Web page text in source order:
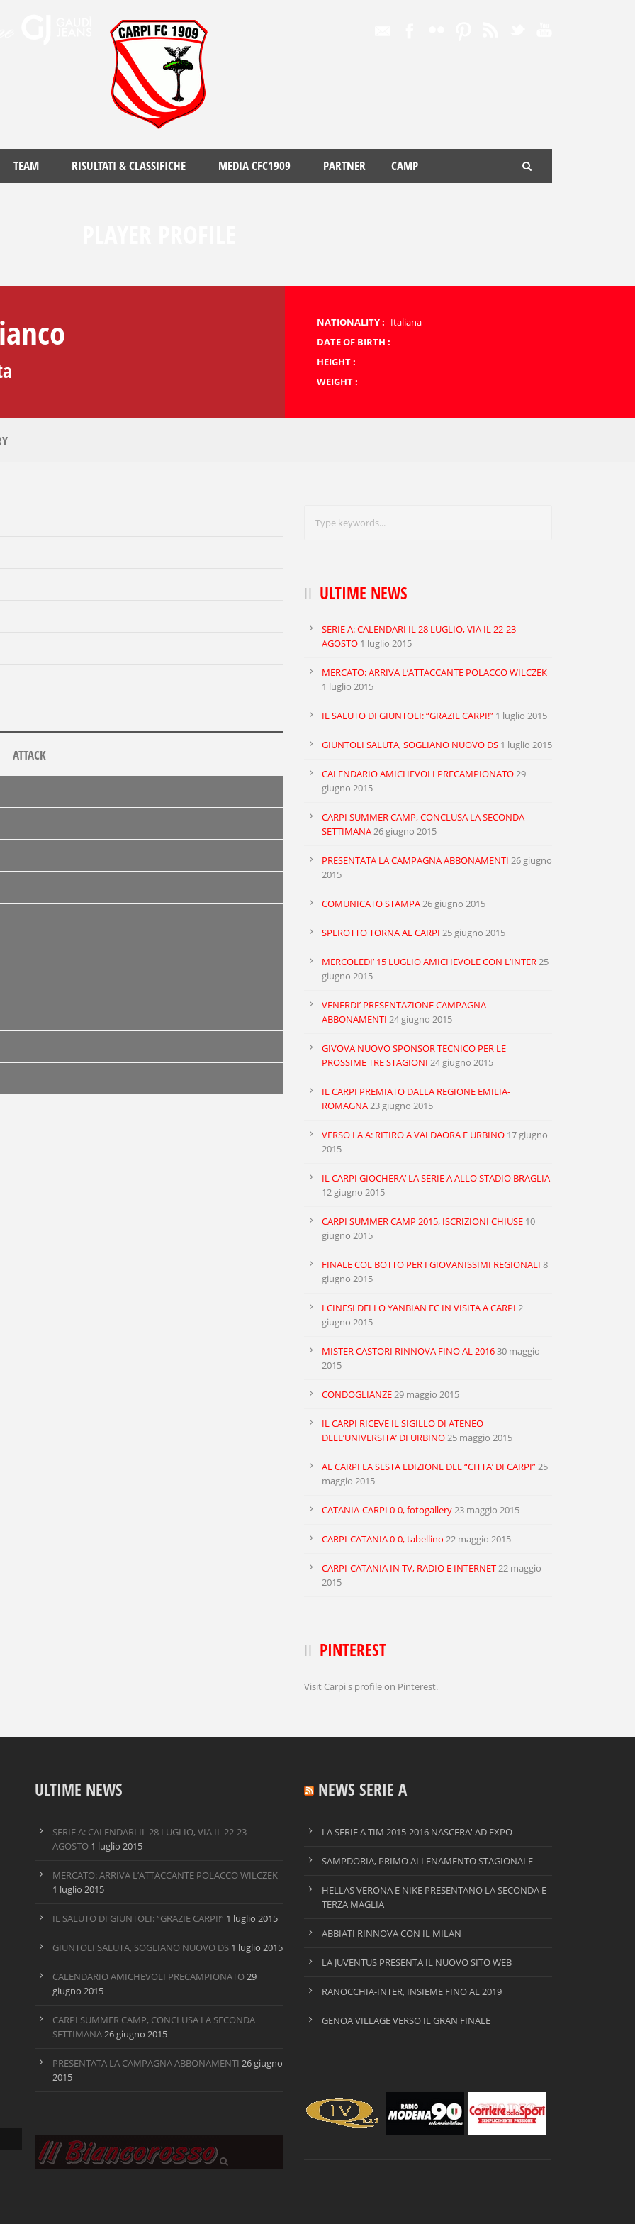
TEAM RISULTATI & CLASSIFICHE MEDIA CFC1909 PARTNER CAMP
NATIONALITY : Italiana
DATE OF BIRTH :
HEIGHT :
WEIGHT :
ATTACK
ULTIME NEWS
SERIE A: CALENDARI IL 28 LUGLIO, VIA IL 22-23
AGOSTO 1 luglio 2015
MERCATO: ARRIVA L’ATTACCANTE POLACCO WILCZEK
1 luglio 2015
IL SALUTO DI GIUNTOLI: “GRAZIE CARPI!” 1 luglio 2015
GIUNTOLI SALUTA, SOGLIANO NUOVO DS 1 luglio 2015
CALENDARIO AMICHEVOLI PRECAMPIONATO29
giugno 2015
CARPI SUMMER CAMP, CONCLUSA LA SECONDA
SETTIMANA26 giugno 2015
PRESENTATA LA CAMPAGNA ABBONAMENTI 26 giugno
2015
COMUNICATO STAMPA26 giugno 2015
SPEROTTO TORNA AL CARPI 25 giugno 2015
MERCOLEDI’ 15 LUGLIO AMICHEVOLE CON L’INTER25
giugno 2015
VENERDI’ PRESENTAZIONE CAMPAGNA
ABBONAMENTI 24 giugno 2015
GIVOVA NUOVO SPONSOR TECNICO PER LE
PROSSIME TRE STAGIONI 24 giugno 2015
IL CARPI PREMIATO DALLA REGIONE EMILIA-
ROMAGNA23 giugno 2015
VERSO LA A: RITIRO A VALDAORA E URBINO 17 giugno
2015
IL CARPI GIOCHERA’ LA SERIE A ALLO STADIO BRAGLIA
12 giugno 2015
CARPI SUMMER CAMP 2015, ISCRIZIONI CHIUSE 10
giugno 2015
FINALE COL BOTTO PER I GIOVANISSIMI REGIONALI 8
giugno 2015
I CINESI DELLO YANBIAN FC IN VISITA A CARPI 2
giugno 2015
MISTER CASTORI RINNOVA FINO AL 201630 maggio
2015
CONDOGLIANZE29 maggio 2015
IL CARPI RICEVE IL SIGILLO DI ATENEO
DELL’UNIVERSITA’ DI URBINO25 maggio 2015
AL CARPI LA SESTA EDIZIONE DEL “CITTA’ DI CARPI”25
maggio 2015
CATANIA-CARPI 0-0, fotogallery23 maggio 2015
CARPI-CATANIA 0-0, tabellino 22 maggio 2015
CARPI-CATANIA IN TV, RADIO E INTERNET22 maggio
2015
PINTEREST
Visit Carpi's profile on Pinterest.
ULTIME NEWS
SERIE A: CALENDARI IL 28 LUGLIO, VIA IL 22-23
AGOSTO 1 luglio 2015
MERCATO: ARRIVA L’ATTACCANTE POLACCO WILCZEK
1 luglio 2015
IL SALUTO DI GIUNTOLI: “GRAZIE CARPI!” 1 luglio 2015
GIUNTOLI SALUTA, SOGLIANO NUOVO DS 1 luglio 2015
CALENDARIO AMICHEVOLI PRECAMPIONATO29
giugno 2015
CARPI SUMMER CAMP, CONCLUSA LA SECONDA
SETTIMANA26 giugno 2015
PRESENTATA LA CAMPAGNA ABBONAMENTI 26 giugno
2015
NEWS SERIE A
LA SERIE A TIM 2015-2016 NASCERA' AD EXPO
SAMPDORIA, PRIMO ALLENAMENTO STAGIONALE
HELLAS VERONA E NIKE PRESENTANO LA SECONDA E
TERZA MAGLIA
ABBIATI RINNOVA CON IL MILAN
LA JUVENTUS PRESENTA IL NUOVO SITO WEB
RANOCCHIA-INTER, INSIEME FINO AL 2019
GENOA VILLAGE VERSO IL GRAN FINALE